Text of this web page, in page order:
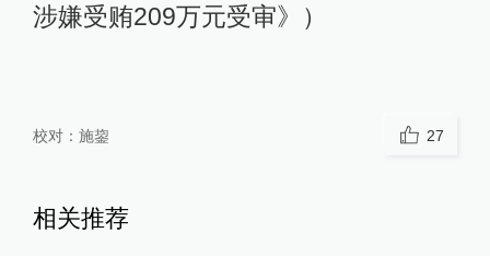
涉嫌受贿209万元受审》）
校对： 施鋆 27
相关推荐